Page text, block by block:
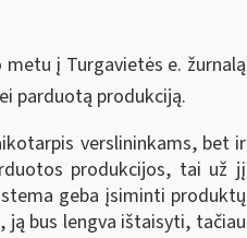
į Turgavietės e. žurnalą
parduotą produkciją.
verslininkams, bet ir
produkcijos, tai už jį
geba įsiminti produktų
ją bus lengva ištaisyti, tačiau